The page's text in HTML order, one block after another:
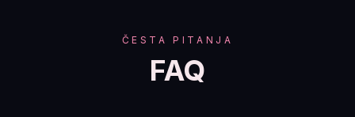
ČESTA PITANJA
FAQ